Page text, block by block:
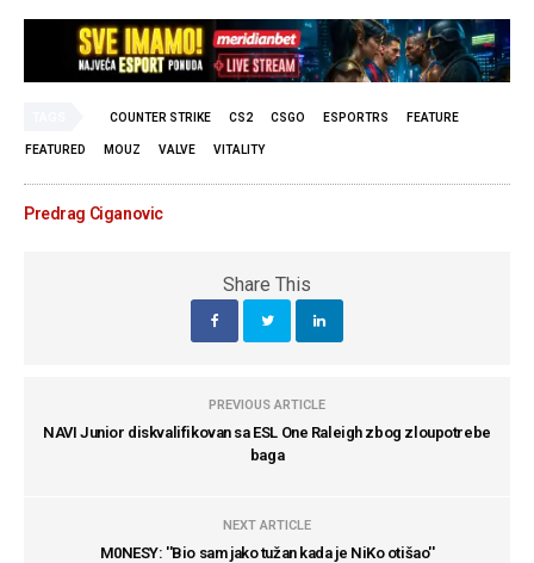
COUNTER STRIKE CS2 CSGO ESPORTRS FEATURE
FEATURED MOUZ VALVE VITALITY
Predrag Ciganovic
Share This
PREVIOUS ARTICLE
NAVI Junior diskvalifikovan sa ESL One Raleigh zbog zloupotrebe
baga
NEXT ARTICLE
M0NESY: ''Bio sam jako tužan kada je NiKo otišao''